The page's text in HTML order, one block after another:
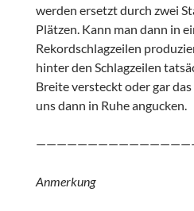
werden ersetzt durch zwei
Plätzen. Kann man dann in
Rekordschlagzeilen
hinter den Schlagzeilen
Breite versteckt oder gar
uns dann in Ruhe angucken.
Anmerkung